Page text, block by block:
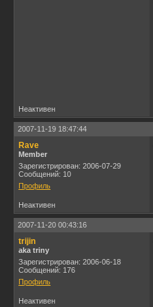
Неактивен
2007-11-19 18:47:44
Rave
Member
Зарегистрирован: 2006-07-29
Сообщений: 10
Профиль
Неактивен
2007-11-20 00:43:16
trijin
aka triny
Зарегистрирован: 2006-06-18
Сообщений: 176
Профиль
Неактивен